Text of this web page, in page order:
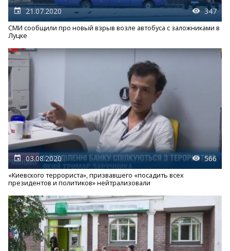
21.07.2020 347
СМИ сообщили про новый взрыв возле автобуса с заложниками в
Луцке
03.08.2020 566
«Киевского террориста», призвавшего «посадить всех
президентов и политиков» нейтрализовали